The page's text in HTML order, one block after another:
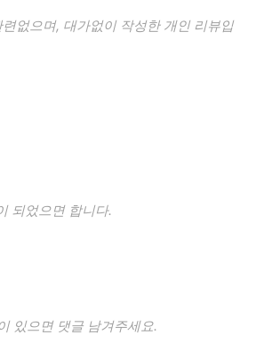
없으며, 대가없이 작성한 개인 리뷰입
되었으면 합니다.
있으면 댓글 남겨주세요.